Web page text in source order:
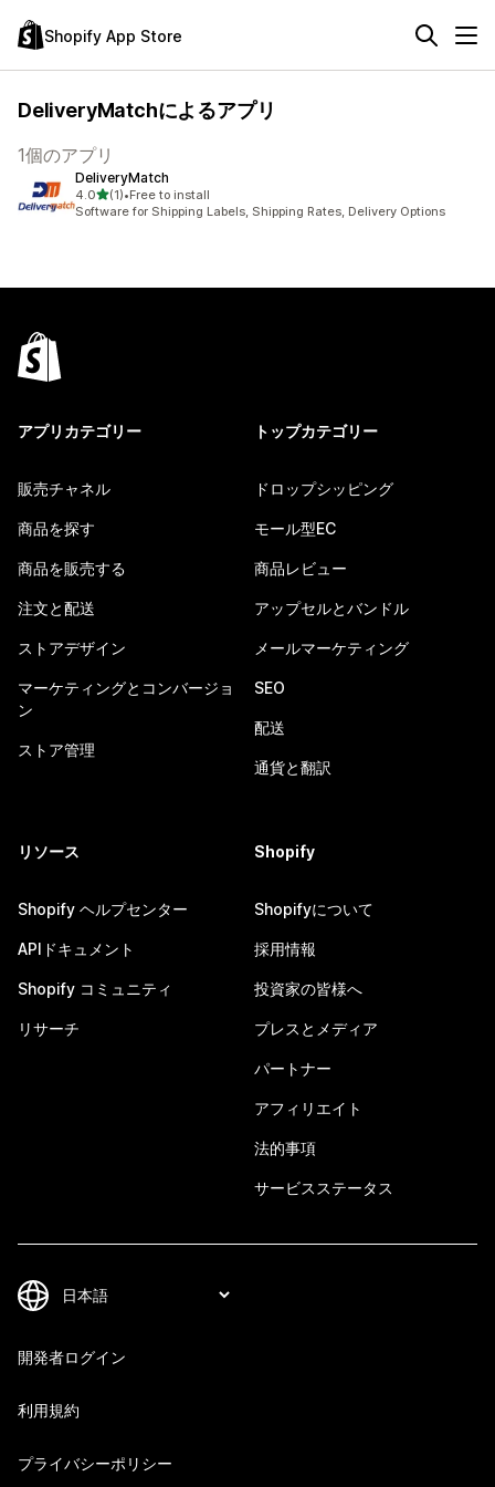
Shopify App Store
DeliveryMatchによるアプリ
1個のアプリ
DeliveryMatch
4.05つ星中
(1)
合計レビュー数：1件
•Free to install
Software for Shipping Labels, Shipping Rates, Delivery Options
アプリカテゴリー
販売チャネル
商品を探す
商品を販売する
注文と配送
ストアデザイン
マーケティングとコンバージョ
ン
ストア管理
トップカテゴリー
ドロップシッピング
モール型EC
商品レビュー
アップセルとバンドル
メールマーケティング
SEO
配送
通貨と翻訳
リソース
Shopify ヘルプセンター
APIドキュメント
Shopify コミュニティ
リサーチ
Shopify
Shopifyについて
採用情報
投資家の皆様へ
プレスとメディア
パートナー
アフィリエイト
法的事項
サービスステータス
開発者ログイン
利用規約
プライバシーポリシー